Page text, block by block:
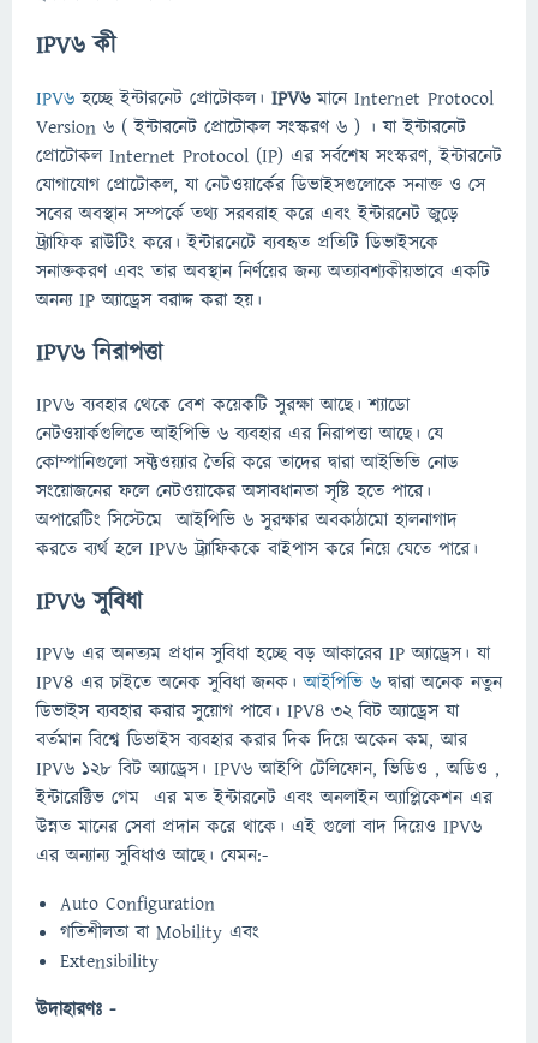
IPV6 কী
IPV6 হচ্ছে ইন্টারনেট প্রোটোকল। IPV6মানে Internet Protocol
Version 6 ( ইন্টারনেট প্রোটোকল সংস্করণ ৬ ) । যা ইন্টারনেট
প্রোটোকল Internet Protocol (IP) এর সর্বশেষ সংস্করণ, ইন্টারনেট
যোগাযোগ প্রোটোকল, যা নেটওয়ার্কের ডিভাইসগুলোকে সনাক্ত ও সে
সবের অবস্থান সম্পর্কে তথ্য সরবরাহ করে এবং ইন্টারনেট জুড়ে
ট্র্যাফিক রাউটিং করে। ইন্টারনেটে ব্যবহৃত প্রতিটি ডিভাইসকে
সনাক্তকরণ এবং তার অবস্থান নির্ণয়ের জন্য অত্যাবশ্যকীয়ভাবে একটি
অনন্য IP অ্যাড্রেস বরাদ্দ করা হয়।
IPV6 নিরাপত্তা
IPV6 ব্যবহার থেকে বেশ কয়েকটি সুরক্ষা আছে। শ্যাডো
নেটওয়ার্কগুলিতে আইপিভি ৬ ব্যবহার এর নিরাপত্তা আছে। যে
কোম্পানিগুলো সফ্টওয়্যার তৈরি করে তাদের দ্বারা আইভিভি নোড
সংয়োজনের ফলে নেটওয়াকের অসাবধানতা সৃষ্টি হতে পারে।
অপারেটিং সিস্টেমে আইপিভি ৬ সুরক্ষার অবকাঠামো হালনাগাদ
করতে ব্যর্থ হলে IPV6 ট্র্যাফিককে বাইপাস করে নিয়ে যেতে পারে।
IPV6 সুবিধা
IPV6 এর অনত্যম প্রধান সুবিধা হচ্ছে বড় আকারের IP অ্যাড্রেস। যা
IPV4 এর চাইতে অনেক সুবিধা জনক।আইপিভি ৬ দ্বারা অনেক নতুন
ডিভাইস ব্যবহার করার সুয়োগ পাবে। IPV4 ৩২ বিট অ্যাড্রেস যা
বর্তমান বিশ্বে ডিভাইস ব্যবহার করার দিক দিয়ে অকেন কম, আর
IPV6 ১২৮ বিট অ্যাড্রেস। IPV6 আইপি টেলিফোন, ভিডিও , অডিও ,
ইন্টারেক্টিভ গেম এর মত ইন্টারনেট এবং অনলাইন অ্যাপ্লিকেশন এর
উন্নত মানের সেবা প্রদান করে থাকে। এই গুলো বাদ দিয়েও IPV6
এর অন্যান্য সুবিধাও আছে। যেমন:-
Auto Configuration
গতিশীলতা বা Mobility এবং
Extensibility
উদাহারণঃ -